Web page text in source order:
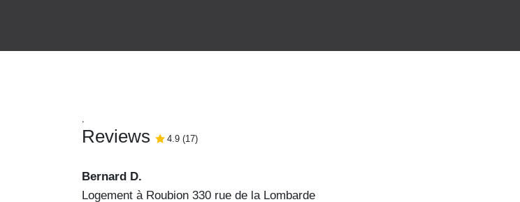
.
Reviews 4.9/5
4.9 (17)
Bernard D.
Logement à Roubion 330 rue de la Lombarde